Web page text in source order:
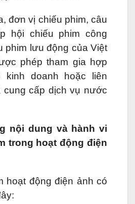
đơn vị chiếu phim, câu
hội chiếu phim công
phim lưu động của Việt
phép tham gia hợp
kinh doanh hoặc liên
cung cấp dịch vụ nước
nội dung và hành vi
trong hoạt động điện
hoạt động điện ảnh có